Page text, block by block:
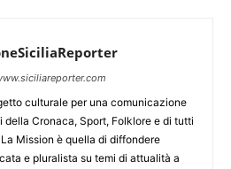
culturale per una comunicazione
della Cronaca, Sport, Folklore e di tutti
Mission è quella di diffondere
e pluralista su temi di attualità a